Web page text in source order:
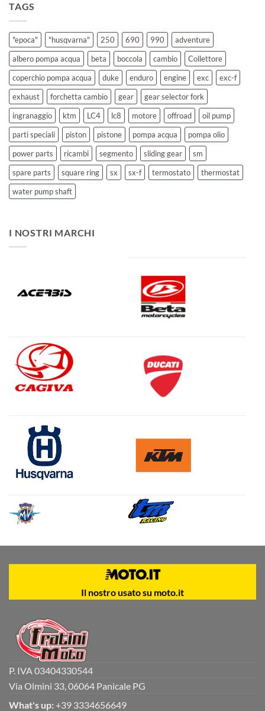
TAGS
"epoca" "husqvarna" 250 690 990
adventure
albero pompa acqua
beta boccola cambio
Collettore
coperchio pompa acqua
duke enduro engine exc
exc-f
exhaust
forchetta cambio gear
gear selector fork
ingranaggio
ktm LC4 lc8 motore offroad
oil pump
parti speciali
piston pistone pompa acqua
pompa olio
power parts
ricambi segmento sliding gear
sm
spare parts
square ring sx sx-f termostato
thermostat
water pump shaft
I NOSTRI MARCHI
Il nostro usato su moto.it
P. IVA 03404330544
Via Olmini 33, 06064 Panicale PG
What's up: +39 3334656649